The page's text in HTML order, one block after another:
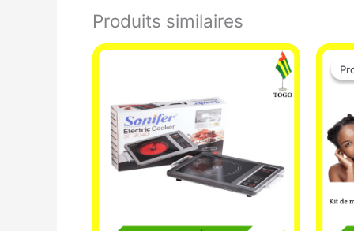
Produits similaires